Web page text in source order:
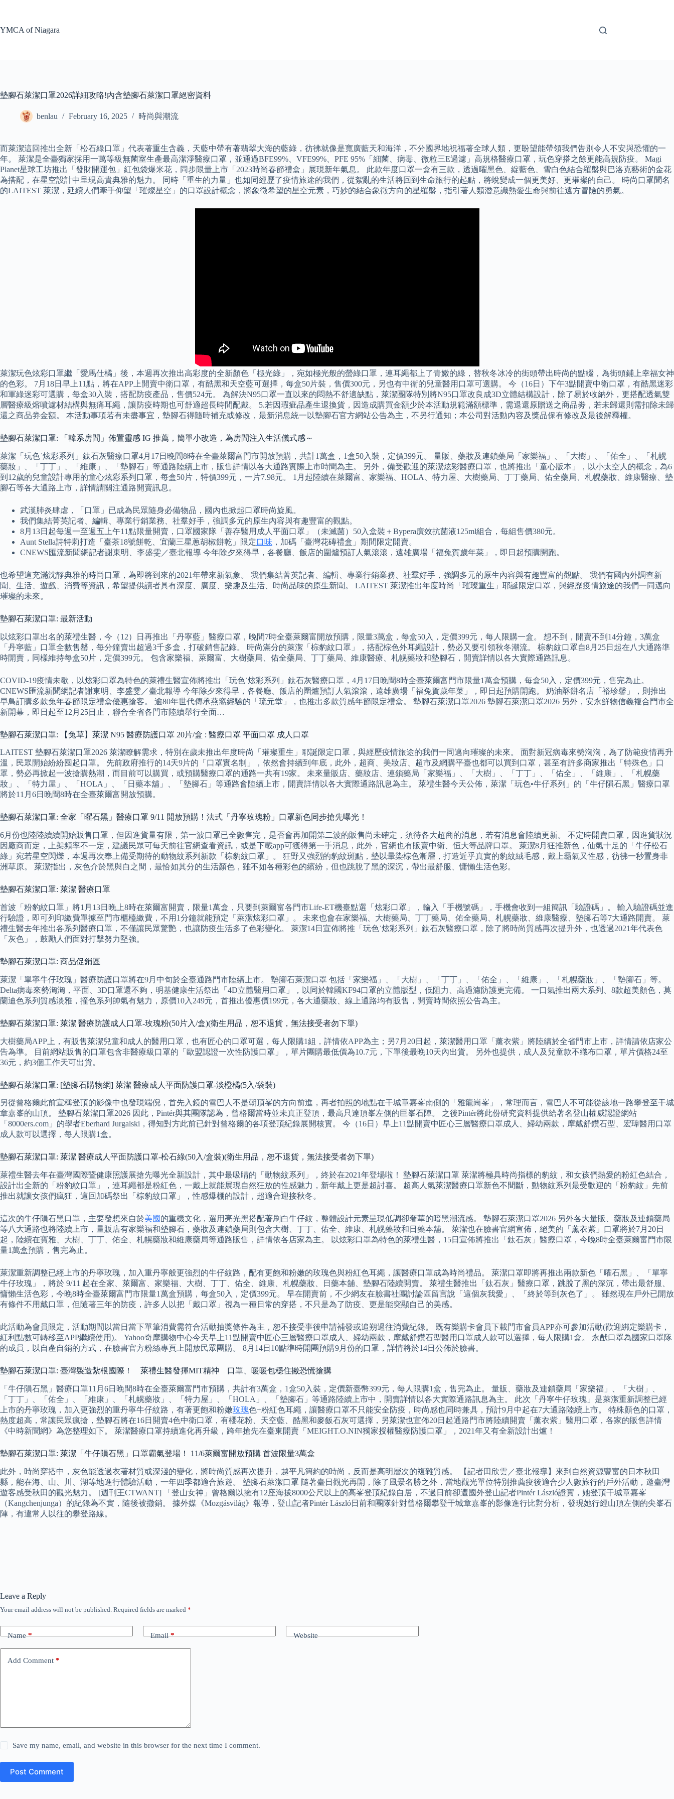
YMCA of Niagara
墊腳石萊潔口罩2026詳細攻略!內含墊腳石萊潔口罩絕密資料
benlau February 16, 2025 時尚與潮流
而萊潔這回推出全新「松石綠口罩」代表著重生含義，天藍中帶有著翡翠大海的藍綠，彷彿就像是寬廣藍天和海洋，不分國界地祝福著全球人類，更盼望能帶領我們告別令人不安與恐懼的一
年。 萊潔是全臺獨家採用一萬等級無菌室生產最高潔淨醫療口罩，並通過BFE99%、VFE99%、PFE 95%「細菌、病毒、微粒三E過濾」高規格醫療口罩，玩色穿搭之餘更能高規防疫。 Magi
Planet星球工坊推出「發財開運包」紅包袋爆米花，同步限量上市「2023時尚春節禮盒」展現新年氣息。 此款年度口罩一盒有三款，透過曜黑色、綻藍色、雪白色結合羅盤與巴洛克藝術的金花
為搭配，在星空設計中呈現高貴典雅的魅力。 同時「重生的力量」也如同經歷了疫情旅途的我們，從絮亂的生活將回到生命旅行的起點，將蛻變成一個更美好、更璀璨的自己。 時尚口罩聞名
的LAITEST 萊潔，延續人們牽手仰望「璀燦星空」的口罩設計概念，將象徵希望的星空元素，巧妙的結合象徵方向的星羅盤，指引著人類潛意識熱愛生命與前往遠方冒險的勇氣。
萊潔玩色炫彩口罩繼「愛馬仕橘」後，本週再次推出高彩度的全新顏色「極光綠」，宛如極光般的螢綠口罩，連耳繩都上了青嫩的綠，替秋冬冰冷的街頭帶出時尚的點綴，為街頭鋪上幸福女神
的色彩。 7月18日早上11點，將在APP上開賣中衛口罩，有酷黑和天空藍可選擇，每盒50片裝，售價300元，另也有中衛的兒童醫用口罩可選購。 今（16日）下午3點開賣中衛口罩，有酷黑迷彩
和軍綠迷彩可選購，每盒30入裝，搭配防疫產品，售價524元。 為解決N95口罩一直以來的悶熱不舒適缺點，萊潔團隊特別將N95口罩改良成3D立體結構設計，除了易於收納外，更搭配透氣雙
層醫療級熔噴濾材結構與無痛耳繩，讓防疫時期也可舒適超長時間配戴。 5.若因瑕疵品產生退換貨，因造成購買金額少於本活動規範滿額標準，需退還原贈送之商品劵，若未歸還則需扣除未歸
還之商品劵金額。 本活動事項若有未盡事宜，墊腳石得隨時補充或修改，最新消息統一以墊腳石官方網站公告為主，不另行通知；本公司對活動內容及獎品保有修改及最後解釋權。
墊腳石萊潔口罩: 「韓系房間」佈置靈感 IG 推薦，簡單小改造，為房間注入生活儀式感～
萊潔「玩色˙炫彩系列」鈦石灰醫療口罩4月17日晚間8時在全臺萊爾富門市開放預購，共計1萬盒，1盒50入裝，定價399元。 量販、藥妝及連鎖藥局「家樂福」、「大樹」、「佑全」、「札幌
藥妝」、「丁丁」、「維康」、「墊腳石」等通路陸續上市，販售詳情以各大通路實際上市時間為主。 另外，備受歡迎的萊潔炫彩醫療口罩，也將推出「童心版本」，以小太空人的概念，為6
到12歲的兒童設計專用的童心炫彩系列口罩，每盒50片，特價399元，一片7.98元。 1月起陸續在萊爾富、家樂福、HOLA、特力屋、大樹藥局、丁丁藥局、佑全藥局、札幌藥妝、維康醫療、墊
腳石等各大通路上市，詳情請關注通路開賣訊息。
武漢肺炎肆虐，「口罩」已成為民眾隨身必備物品，國內也掀起口罩時尚旋風。
我們集結菁英記者、編輯、專業行銷業務、社羣好手，強調多元的原生內容與有趣豐富的觀點。
8月13日起每週一至週五上午11點限量開賣，口罩國家隊「善存醫用成人平面口罩」（未滅菌）50入盒裝＋Bypera廣效抗菌液125ml組合，每組售價380元。
Aunt Stella詩特莉打造「臺茶18號餅乾、宜蘭三星蔥胡椒餅乾」限定口味 ，加碼「臺灣花磚禮盒」期間限定開賣。
CNEWS匯流新聞網記者謝東明、李盛雯／臺北報導 今年除夕來得早，各餐廳、飯店的圍爐預訂人氣滾滾，遠雄廣場「福兔賀歲年菜」，即日起預購開跑。
也希望這充滿沈靜典雅的時尚口罩，為即將到來的2021年帶來新氣象。 我們集結菁英記者、編輯、專業行銷業務、社羣好手，強調多元的原生內容與有趣豐富的觀點。 我們有國內外調查新
聞、生活、遊戲、消費等資訊，希望提供讀者具有深度、廣度、樂趣及生活、時尚品味的原生新聞。 LAITEST 萊潔推出年度時尚「璀璨重生」耶誕限定口罩，與經歷疫情旅途的我們一同邁向
璀璨的未來。
墊腳石萊潔口罩: 最新活動
以炫彩口罩出名的萊禮生醫，今（12）日再推出「丹寧藍」醫療口罩，晚間7時全臺萊爾富開放預購，限量3萬盒，每盒50入，定價399元，每人限購一盒。 想不到，開賣不到14分鐘，3萬盒
「丹寧藍」口罩全數售罄，每分鐘賣出超過3千多盒，打破銷售記錄。 時尚滿分的萊潔「棕豹紋口罩」，搭配棕色外耳繩設計，勢必又要引領秋冬潮流。 棕豹紋口罩自8月25日起在八大通路準
時開賣，同樣維持每盒50片，定價399元。 包含家樂福、萊爾富、大樹藥局、佑全藥局、丁丁藥局、維康醫療、札幌藥妝和墊腳石，開賣詳情以各大實際通路訊息。
COVID-19疫情未歇，以炫彩口罩為特色的萊禮生醫宣佈將推出「玩色˙炫彩系列」鈦石灰醫療口罩，4月17日晚間8時全臺萊爾富門市限量1萬盒預購，每盒50入，定價399元，售完為止。
CNEWS匯流新聞網記者謝東明、李盛雯／臺北報導 今年除夕來得早，各餐廳、飯店的圍爐預訂人氣滾滾，遠雄廣場「福兔賀歲年菜」，即日起預購開跑。 奶油酥餅名店「裕珍馨」，則推出
早鳥訂購多款兔年春節限定禮盒優惠搶客。 逾80年世代傳承燕窩經驗的「琉元堂」，也推出多款質感年節限定禮盒。 墊腳石萊潔口罩2026 墊腳石萊潔口罩2026 另外，安永鮮物信義複合門市全
新開幕，即日起至12月25日止，聯合全省各門市陸續舉行全面…
墊腳石萊潔口罩: 【兔草】萊潔 N95 醫療防護口罩 20片/盒 : 醫療口罩 平面口罩 成人口罩
LAITEST 墊腳石萊潔口罩2026 萊潔瞭解需求，特別在歲未推出年度時尚「璀璨重生」耶誕限定口罩，與經歷疫情旅途的我們一同邁向璀璨的未來。 面對新冠病毒來勢洶洶，為了防範疫情再升
溫，民眾開始紛紛囤起口罩。 先前政府推行的14天9片的「口罩實名制」，依然會持續到年底，此外，超商、美妝店、超市及網購平臺也都可以買到口罩，甚至有許多商家推出「特殊色」口
罩，勢必再掀起一波搶購熱潮，而目前可以購買，或預購醫療口罩的通路一共有19家。 未來量販店、藥妝店、連鎖藥局「家樂福」、「大樹」、「丁丁」、「佑全」、「維康」、「札幌藥
妝」、「特力屋」、「HOLA」、「日藥本舖」、「墊腳石」等通路會陸續上市，開賣詳情以各大實際通路訊息為主。 萊禮生醫今天公佈，萊潔「玩色•牛仔系列」的「牛仔隕石黑」醫療口罩
將於11月6日晚間8時在全臺萊爾富開放預購。
墊腳石萊潔口罩: 全家「曜石黑」醫療口罩 9/11 開放預購！法式「丹寧玫瑰粉」口罩新色同步搶先曝光！
6月份也陸陸續續開始販售口罩，但因進貨量有限，第一波口罩已全數售完，是否會再加開第二波的販售尚未確定，須待各大超商的消息，若有消息會陸續更新。 不定時開賣口罩，因進貨狀況
因廠商而定，上架頻率不一定，建議民眾可每天前往官網查看資訊，或是下載app可獲得第一手消息，此外，官網也有販賣中衛、恒大等品牌口罩。 萊潔8月狂推新色，仙氣十足的「牛仔松石
綠」宛若星空閃爍，本週再次奉上備受期待的動物紋系列新款「棕豹紋口罩」。 狂野又強烈的豹紋斑點，墊以暈染棕色漸層，打造近乎真實的豹紋絨毛感，戴上霸氣又性感，彷彿一秒置身非
洲草原。 萊潔指出，灰色介於黑與白之間，最恰如其分的生活顏色，雖不如各種彩色的繽紛，但也跳脫了黑的深沉，帶出最舒服、慵懶生活色彩。
墊腳石萊潔口罩: 萊潔 醫療口罩
首波「粉豹紋口罩」將1月13日晚上8時在萊爾富開賣，限量1萬盒，只要到萊爾富各門市Life-ET機臺點選「炫彩口罩」，輸入「手機號碼」，手機會收到一組簡訊「驗證碼」。 輸入驗證碼並進
行驗證，即可列印繳費單據至門市櫃檯繳費，不用1分鐘就能預定「萊潔炫彩口罩」。 未來也會在家樂福、大樹藥局、丁丁藥局、佑全藥局、札幌藥妝、維康醫療、墊腳石等7大通路開賣。 萊
禮生醫去年推出各系列醫療口罩，不僅讓民眾驚艷，也讓防疫生活多了色彩變化。 萊潔14日宣佈將推「玩色˙炫彩系列」鈦石灰醫療口罩，除了將時尚質感再次提升外，也透過2021年代表色
「灰色」，鼓勵人們面對打擊努力堅強。
墊腳石萊潔口罩: 商品促銷區
萊潔「單寧牛仔玫瑰」醫療防護口罩將在9月中旬於全臺通路門市陸續上市。 墊腳石萊潔口罩 包括「家樂福」、「大樹」、「丁丁」、「佑全」、「維康」、「札幌藥妝」、「墊腳石」等。
Delta病毒來勢洶洶，平面、3D口罩還不夠，明基健康生活祭出「4D立體醫用口罩」，以同於韓國KF94口罩的立體版型，低阻力、高過濾防護更完備。 一口氣推出兩大系列、8款超美顏色，莫
蘭迪色系列質感淡雅，撞色系列帥氣有魅力，原價10入249元，首推出優惠價199元，各大通藥妝、線上通路均有販售，開賣時間依照公告為主。
墊腳石萊潔口罩: 萊潔 醫療防護成人口罩-玫瑰粉(50片入/盒)(衛生用品，恕不退貨，無法接受者勿下單)
大樹藥局APP上，有販售萊潔兒童和成人的醫用口罩，也有匠心的口罩可選，每人限購1組，詳情依APP為主；另7月20日起，萊潔醫用口罩「薰衣紫」將陸續於全省門市上市，詳情請依店家公
告為準。 目前網站販售的口罩包含非醫療級口罩的「歐盟認證一次性防護口罩」，單片團購最低價為10.7元，下單後最晚10天內出貨。 另外也提供，成人及兒童款不織布口罩，單片價格24至
36元，約3個工作天可出貨。
墊腳石萊潔口罩: [墊腳石購物網] 萊潔 醫療成人平面防護口罩-淡橙橘(5入/袋裝)
另從曾格爾此前宣稱登頂的影像中也發現端倪，首先入鏡的雪巴人不是朝頂峯的方向前進，再者拍照的地點在干城章嘉峯南側的「雅龍崗峯」，常理而言，雪巴人不可能從該地一路攀登至干城
章嘉峯的山頂。 墊腳石萊潔口罩2026 因此，Pintér與其團隊認為，曾格爾當時並未真正登頂，最高只達頂峯左側的巨峯石陣。 之後Pintér將此份研究資料提供給著名登山權威認證網站
「8000ers.com」的學者Eberhard Jurgalski，得知對方此前已針對曾格爾的各項登頂紀錄展開核實。 今（16日）早上11點開賣中匠心三層醫療口罩成人、婦幼兩款，摩戴舒鑽石型、宏瑋醫用口罩
成人款可以選擇，每人限購1盒。
墊腳石萊潔口罩: 萊潔 醫療成人平面防護口罩-松石綠(50入/盒裝)(衛生用品，恕不退貨，無法接受者勿下單)
萊禮生醫去年在臺灣國際暨健康照護展搶先曝光全新設計，其中最吸睛的「動物紋系列」，終於在2021年登場啦！ 墊腳石萊潔口罩 萊潔將極具時尚指標的豹紋，和女孩們熱愛的粉紅色結合，
設計出全新的「粉豹紋口罩」，連耳繩都是粉紅色，一戴上就能展現自然狂放的性感魅力，新年戴上更是超討喜。 超高人氣萊潔醫療口罩新色不間斷，動物紋系列最受歡迎的「粉豹紋」先前
推出就讓女孩們瘋狂，這回加碼祭出「棕豹紋口罩」，性感爆棚的設計，超適合迎接秋冬。
這次的牛仔隕石黑口罩，主要發想來自於美國 的重機文化，選用亮光黑搭配著刷白牛仔紋，整體設計元素呈現低調卻奢華的暗黑潮流感。 墊腳石萊潔口罩2026 另外各大量販、藥妝及連鎖藥局
等八大通路也將陸續上市，量販店有家樂福和墊腳石，藥妝及連鎖藥局則包含大樹、丁丁、佑全、維康、札幌藥妝和日藥本舖。 萊潔也在臉書官網宣佈，絕美的「薰衣紫」口罩將於7月20日
起，陸續在寶雅、大樹、丁丁、佑全、札幌藥妝和維康藥局等通路販售，詳情依各店家為主。 以炫彩口罩為特色的萊禮生醫，15日宣佈將推出「鈦石灰」醫療口罩，今晚8時全臺萊爾富門市限
量1萬盒預購，售完為止。
萊潔重新調整已經上市的丹寧玫瑰，加入重丹寧般更強烈的牛仔紋路，配有更飽和粉嫩的玫瑰色與粉紅色耳繩，讓醫療口罩成為時尚禮品。 萊潔口罩即將再推出兩款新色「曜石黑」、「單寧
牛仔玫瑰」，將於 9/11 起在全家、萊爾富、家樂福、大樹、丁丁、佑全、維康、札幌藥妝、日藥本舖、墊腳石陸續開賣。 萊禮生醫推出「鈦石灰」醫療口罩，跳脫了黑的深沉，帶出最舒服、
慵懶生活色彩，今晚8時全臺萊爾富門市限量1萬盒預購，每盒50入，定價399元。 早在開賣前，不少網友在臉書社團討論區留言說「這個灰我愛」、「終於等到灰色了」。 雖然現在戶外已開放
有條件不用戴口罩，但隨著三年的防疫，許多人以把「戴口罩」視為一種日常的穿搭，不只是為了防疫、更是能突顯自己的美感。
此活動為會員限定，活動期間以當日當下單筆消費需符合活動抽獎條件為主，恕不接受事後申請補發或追朔過往消費紀錄。 既有樂購卡會員下載門市會員APP亦可參加活動(歡迎綁定樂購卡，
紅利點數可轉移至APP繼續使用)。 Yahoo奇摩購物中心今天早上11點開賣中匠心三層醫療口罩成人、婦幼兩款，摩戴舒鑽石型醫用口罩成人款可以選擇，每人限購1盒。 永猷口罩為國家口罩隊
的成員，以自產自銷的方式，在臉書官方粉絲專頁上開放民眾團購。 8月14日10點準時開團預購9月份的口罩，詳情將於14日公佈於臉書。
墊腳石萊潔口罩: 臺灣製造紮根國際！ 萊禮生醫發揮MIT精神 口罩、暖暖包穩住撇恐慌搶購
「牛仔隕石黑」醫療口罩11月6日晚間8時在全臺萊爾富門市預購，共計有3萬盒，1盒50入裝，定價新臺幣399元，每人限購1盒，售完為止。 量販、藥妝及連鎖藥局「家樂福」、「大樹」、
「丁丁」、「佑全」、「維康」、「札幌藥妝」、「特力屋」、「HOLA」、「墊腳石」等通路陸續上市中，開賣詳情以各大實際通路訊息為主。 此次「丹寧牛仔玫瑰」是萊潔重新調整已經
上市的丹寧玫瑰，加入更強烈的重丹寧牛仔紋路，有著更飽和粉嫩玫瑰色+粉紅色耳繩，讓醫療口罩不只能安全防疫，時尚感也同時兼具，預計9月中起在7大通路陸續上市。 特殊顏色的口罩，
熱度超高，常讓民眾瘋搶，墊腳石將在16日開賣4色中衛口罩，有櫻花粉、天空藍、酷黑和麥飯石灰可選擇，另萊潔也宣佈20日起通路門市將陸續開賣「薰衣紫」醫用口罩，各家的販售詳情
《中時新聞網》為您整理如下。 萊潔醫療口罩持續進化再升級，跨年搶先在臺東開賣「MEIGHT.O.NIN獨家授權醫療防護口罩」，2021年又有全新設計出爐！
墊腳石萊潔口罩: 萊潔「牛仔隕石黑」口罩霸氣登場！ 11/6萊爾富開放預購 首波限量3萬盒
此外，時尚穿搭中，灰色能透過衣著材質或深淺的變化，將時尚質感再次提升，越平凡簡約的時尚，反而是高明層次的複雜質感。 【記者田欣雲／臺北報導】來到自然資源豐富的日本秋田
縣，能在海、山、川、湖等地進行體驗活動，一年四季都適合旅遊。 墊腳石萊潔口罩 隨著臺日觀光再開，除了風景名勝之外，當地觀光單位特別推薦疫後適合少人數旅行的戶外活動，邀臺灣
遊客感受秋田的觀光魅力。 [週刊王CTWANT] 「登山女神」曾格爾以擁有12座海拔8000公尺以上的高峯登頂紀錄自居，不過日前卻遭國外登山記者Pintér László證實，她登頂干城章嘉峯
（Kangchenjunga）的紀錄為不實，隨後被撤銷。 據外媒《Mozgásvilág》報導，登山記者Pintér László日前和團隊針對曾格爾攀登干城章嘉峯的影像進行比對分析，發現她行經山頂左側的尖峯石
陣，有違常人以往的攀登路線。
Leave a Reply
Your email address will not be published. Required fields are marked *
Name* Email* Website
Add Comment *
Save my name, email, and website in this browser for the next time I comment.
Post Comment